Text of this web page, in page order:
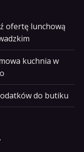
ofertę lunchową
kuchnia w
do butiku